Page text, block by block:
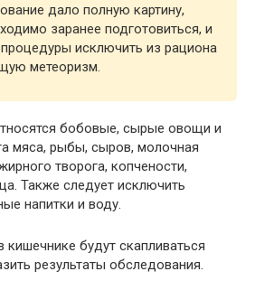
дало полную картину,
заранее подготовиться, и
исключить из рациона
метеоризм.
бобовые, сырые овощи и
мяса, рыбы, сыров, молочная
творога, копчености,
Также следует исключить
напитки и воду.
кишечнике будут скапливаться
результаты обследования.